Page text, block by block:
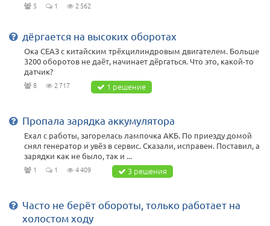
5 1 2 562
дёргается на высоких оборотах
Ока СЕАЗ с китайским трёхцилиндровым двигателем. Больше
3200 оборотов не даёт, начинает дёргаться. Что это, какой-то
датчик?
8 2 717 1 решение
Пропала зарядка аккумулятора
Ехал с работы, загорелась лампочка АКБ. По приезду домой
снял генератор и увёз в сервис. Сказали, исправен. Поставил, а
зарядки как не было, так и ...
1 1 4 409 3 решения
Часто не берёт обороты, только работает на
холостом ходу